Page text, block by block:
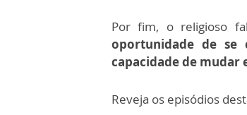
Por fim, o religioso
oportunidade de se
capacidade de
Reveja os episódios